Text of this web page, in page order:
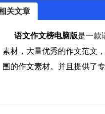
关文章
语文作文榜电脑版是一款
素材，大量优秀的作文范文
围的作文素材。并且提供了